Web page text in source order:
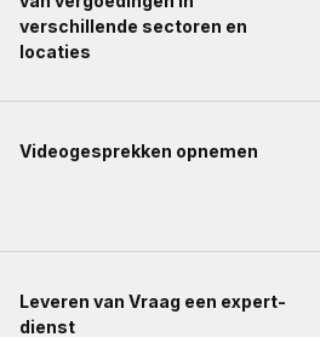
verschillende sectoren en
locaties
Videogesprekken opnemen
Leveren van Vraag een expert-
dienst